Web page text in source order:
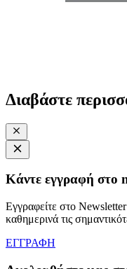
Διαβάστε
Κάντε εγγραφή στο
Εγγραφείτε στο
καθημερινά τις
ΕΓΓΡΑΦΗ